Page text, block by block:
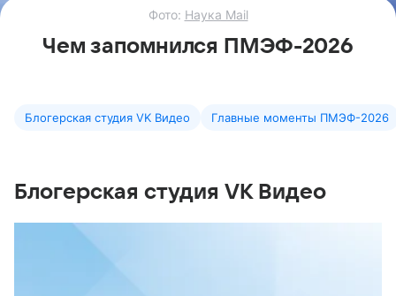
Фото: Наука Mail
Чем запомнился ПМЭФ-2026
Блогерская студия VK Видео Главные моменты ПМЭФ-2026
Блогерская студия VK Видео